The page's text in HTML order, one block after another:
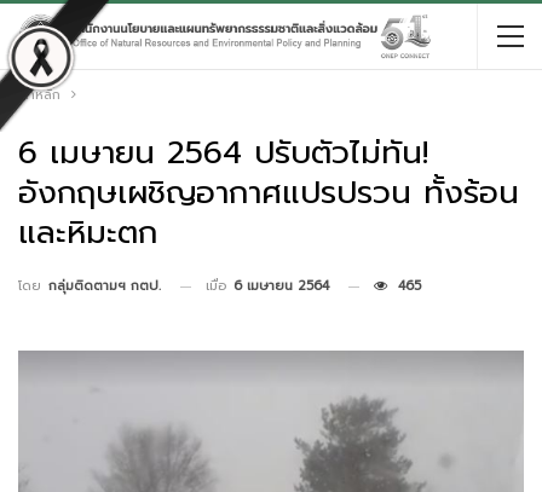
หน้าหลัก
6 เมษายน 2564 ปรับตัวไม่ทัน!
อังกฤษเผชิญอากาศแปรปรวน ทั้งร้อน
และหิมะตก
โดย กลุ่มติดตามฯ กตป. เมื่อ 6 เมษายน 2564 465